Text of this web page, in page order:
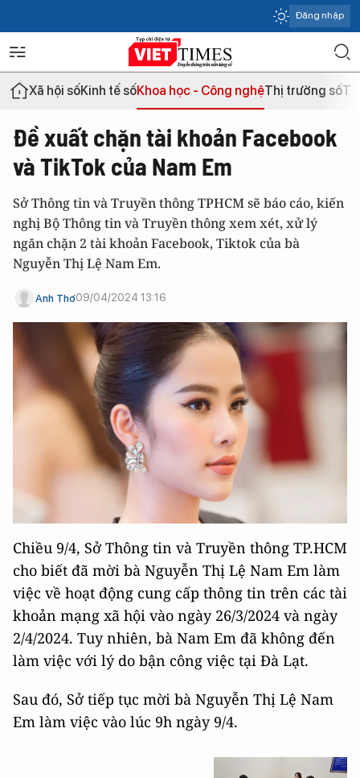
Đăng nhập
Xã hội sốKinh tế sốKhoa học - Công nghệThị trường số
Đề xuất chặn tài khoản Facebook
và TikTok của Nam Em
Sở Thông tin và Truyền thông TPHCM sẽ báo cáo, kiến
nghị Bộ Thông tin và Truyền thông xem xét, xử lý
ngăn chặn 2 tài khoản Facebook, Tiktok của bà
Nguyễn Thị Lệ Nam Em.
Anh Thơ09/04/2024 13:16
Chiều 9/4, Sở Thông tin và Truyền thông TP.HCM
cho biết đã mời bà Nguyễn Thị Lệ Nam Em làm
việc về hoạt động cung cấp thông tin trên các tài
khoản mạng xã hội vào ngày 26/3/2024 và ngày
2/4/2024. Tuy nhiên, bà Nam Em đã không đến
làm việc với lý do bận công việc tại Đà Lạt.
Sau đó, Sở tiếp tục mời bà Nguyễn Thị Lệ Nam
Em làm việc vào lúc 9h ngày 9/4.